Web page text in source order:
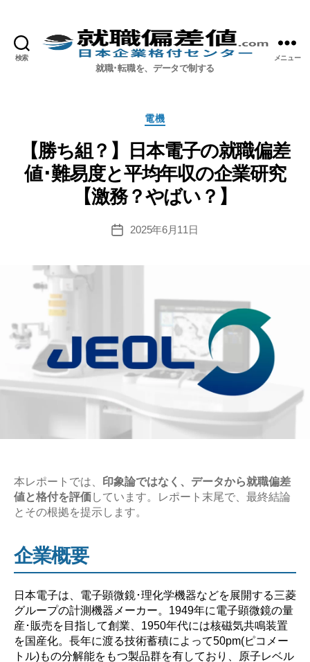
検索 就職偏差値.com【公式】
就職･転職を、データで制する
メニュー
カ
ゴ
リ
ー
電機
【勝ち組？】日本電子の就職偏差
値･難易度と平均年収の企業研究
【激務？やばい？】
投
2025年6月11日
本レポートでは、
印象論ではなく、データから就職偏差
値と格付を評価しています。レポート末尾で、最終結論
とその根拠を提示します。
企業概要
日本電子は、電子顕微鏡･理化学機器などを展開する三菱
グループの計測機器メーカー。1949年に電子顕微鏡の量
産･販売を目指して創業、1950年代には核磁気共鳴装置
を国産化。長年に渡る技術蓄積によって50pm(ピコメー
トル)もの分解能をもつ製品群を有しており、原子レベル